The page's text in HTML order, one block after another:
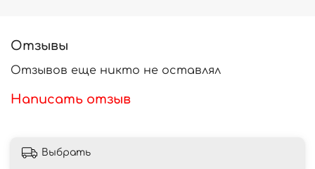
Отзывы
Отзывов еще никто не оставлял
Написать отзыв
Выбрать